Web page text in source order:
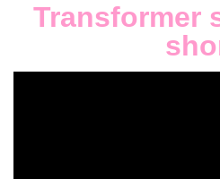
Transformer